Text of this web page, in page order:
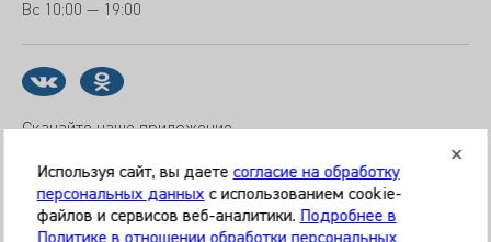
Вс 10:00 — 19:00
Скачайте наше приложение
© 2026 Клиника «МЕДИКАЛ ОН ГРУП»
Используя сайт, вы даете согласие на обработку
персональных данныхс использованием cookie-
файлов и сервисов веб-аналитики. Подробнее в